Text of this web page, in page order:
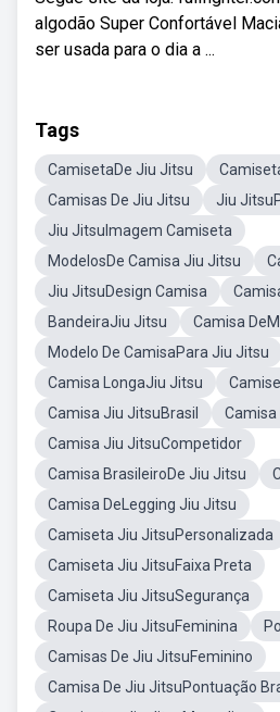
algodão Super Confortável
ser usada para o dia a ...
Tags
CamisetaDe Jiu Jitsu
Camisas De Jiu Jitsu
Jiu
Jiu JitsuImagem Camiseta
ModelosDe Camisa Jiu Jitsu
Jiu JitsuDesign Camisa
BandeiraJiu Jitsu
Camisa
Modelo De CamisaPara Jiu Jitsu
Camisa LongaJiu Jitsu
Camisa Jiu JitsuBrasil
Camisa
Camisa Jiu JitsuCompetidor
Camisa BrasileiroDe Jiu Jitsu
Camisa DeLegging Jiu Jitsu
Camiseta Jiu JitsuPersonalizada
Camiseta Jiu JitsuFaixa Preta
Camiseta Jiu JitsuSegurança
Roupa De Jiu JitsuFeminina
Camisas De Jiu JitsuFeminino
Camisa De Jiu JitsuPontuação